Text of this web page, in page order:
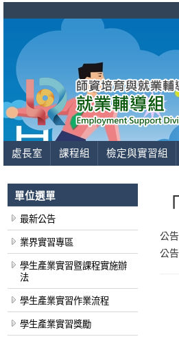
處長室 課程組 檢定與實習組
單位選單
最新公告
業界實習專區
學生產業實習暨課程實施辦
法
學生產業實習作業流程
學生產業實習獎勵
公
公